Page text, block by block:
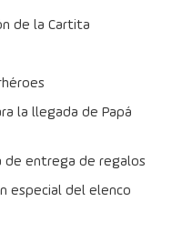
de la Cartita
la llegada de Papá
de entrega de regalos
especial del elenco